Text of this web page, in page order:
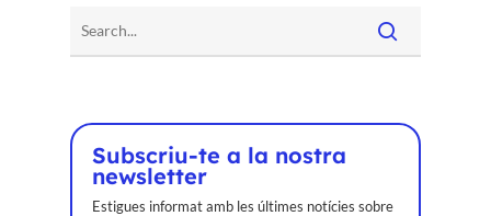
Subscriu-te a la nostra
newsletter
Estigues informat amb les últimes notícies sobre